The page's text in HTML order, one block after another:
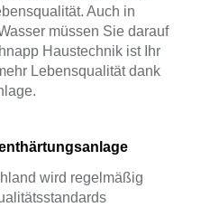
Auch in
müssen Sie darauf
Haustechnik ist Ihr
Lebensqualität dank
wird regelmäßig